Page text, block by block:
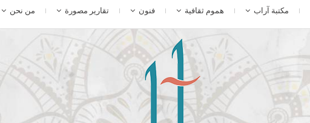
مكتبة آراب هموم ثقافية فنون تقارير مصورة من نحن